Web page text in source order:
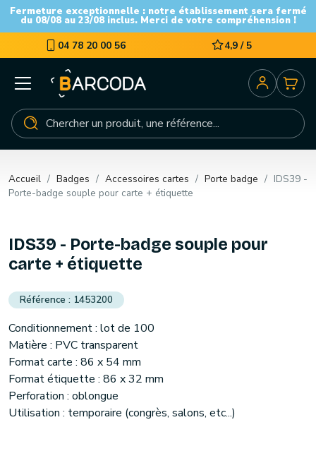
Fermeture exceptionnelle : notre établissement sera fermé
du 08/08 au 23/08 inclus. Merci de votre compréhension !
04 78 20 00 56 4,9 / 5
Accueil Badges Accessoires cartes Porte badge
IDS39 -
Porte-badge souple pour carte + étiquette
IDS39 - Porte-badge souple pour
carte + étiquette
1453200
Conditionnement : lot de 100
Matière : PVC transparent
Format carte : 86 x 54 mm
Format étiquette : 86 x 32 mm
Perforation : oblongue
Utilisation : temporaire (congrès, salons, etc...)